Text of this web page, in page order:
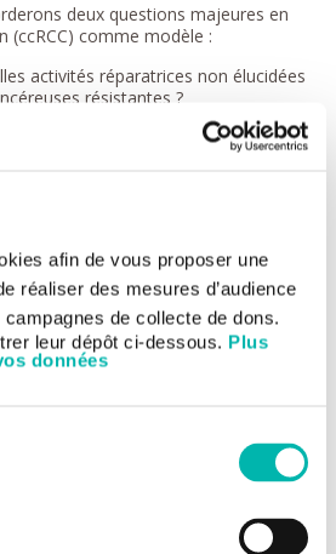
afin de vous proposer une
réaliser des mesures d’audience
de collecte de dons.
leur dépôt ci-dessous. Plus
données
deux questions majeures en
(ccRCC) comme modèle :
activités réparatrices non élucidées
résistantes ?
de coordination de la
? et la résistance acquise des cellules
(A) NEIL1 excise l’oligomère décroché
brins d’ADN. (B) NEIL3 et (C) la